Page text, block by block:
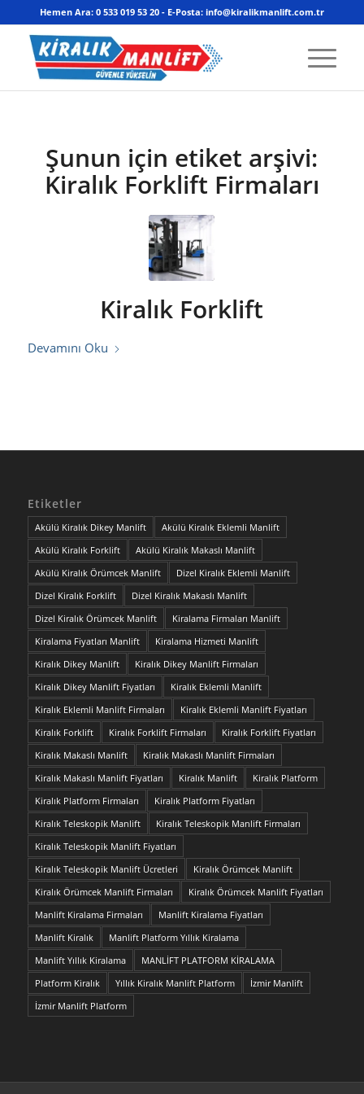
Hemen Ara: 0 533 019 53 20 - E-Posta: info@kiralikmanlift.com.tr
Şunun için etiket arşivi:
Kiralık Forklift Firmaları
Kiralık Forklift
Devamını Oku
Etiketler
Akülü Kiralık Dikey Manlift
Akülü Kiralık Eklemli Manlift
Akülü Kiralık Forklift
Akülü Kiralık Makaslı Manlift
Akülü Kiralık Örümcek Manlift
Dizel Kiralık Eklemli Manlift
Dizel Kiralık Forklift
Dizel Kiralık Makaslı Manlift
Dizel Kiralık Örümcek Manlift
Kiralama Firmaları Manlift
Kiralama Fiyatları Manlift
Kiralama Hizmeti Manlift
Kiralık Dikey Manlift
Kiralık Dikey Manlift Firmaları
Kiralık Dikey Manlift Fiyatları
Kiralık Eklemli Manlift
Kiralık Eklemli Manlift Firmaları
Kiralık Eklemli Manlift Fiyatları
Kiralık Forklift
Kiralık Forklift Firmaları
Kiralık Forklift Fiyatları
Kiralık Makaslı Manlift
Kiralık Makaslı Manlift Firmaları
Kiralık Makaslı Manlift Fiyatları
Kiralık Manlift
Kiralık Platform
Kiralık Platform Firmaları
Kiralık Platform Fiyatları
Kiralık Teleskopik Manlift
Kiralık Teleskopik Manlift Firmaları
Kiralık Teleskopik Manlift Fiyatları
Kiralık Teleskopik Manlift Ücretleri
Kiralık Örümcek Manlift
Kiralık Örümcek Manlift Firmaları
Kiralık Örümcek Manlift Fiyatları
Manlift Kiralama Firmaları
Manlift Kiralama Fiyatları
Manlift Kiralık
Manlift Platform Yıllık Kiralama
Manlift Yıllık Kiralama
MANLİFT PLATFORM KİRALAMA
Platform Kiralık
Yıllık Kiralık Manlift Platform
İzmir Manlift
İzmir Manlift Platform